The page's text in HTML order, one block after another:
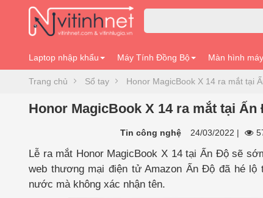
Laptop nhập khẩu Máy Tính Đồng Bộ Màn hình
Trang chủ Sổ tay Honor MagicBook X 14 ra mắt tại
Honor MagicBook X 14 ra mắt tại
Tin công nghệ 24/03/2022 |
Lễ ra mắt Honor MagicBook X 14 tại Ấn Độ sẽ
web thương mại điện tử Amazon Ấn Độ đã hé
nước mà không xác nhận tên.